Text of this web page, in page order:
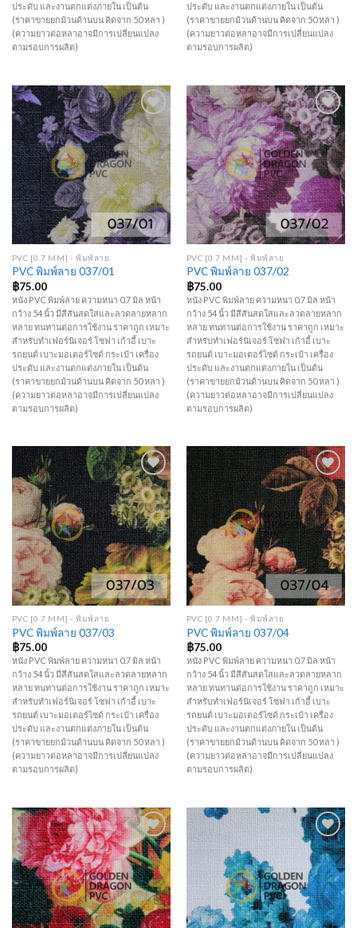
ประดับ และงานตกแต่งภายใน เป็นต้น
(ราคาขายยกม้วนด้านบน คิดจาก 50 หลา )
(ความยาวต่อหลาอาจมีการเปลี่ยนแปลง
ตามรอบการผลิต)
ประดับ และงานตกแต่งภายใน เป็นต้น
(ราคาขายยกม้วนด้านบน คิดจาก 50 หลา )
(ความยาวต่อหลาอาจมีการเปลี่ยนแปลง
ตามรอบการผลิต)
Add to
Wishlist
PVC [0.7 MM] - พิมพ์ลาย
PVC พิมพ์ลาย 037/01
฿75.00
หนัง PVC พิมพ์ลาย ความหนา 0.7 มิล หน้า
กว้าง 54 นิ้ว มีสีสันสดใสและลวดลายหลาก
หลาย ทนทานต่อการใช้งาน ราคาถูก เหมาะ
สำหรับทำเฟอร์นิเจอร์ โซฟา เก้าอี้ เบาะ
รถยนต์ เบาะมอเตอร์ไซด์ กระเป๋า เครื่อง
ประดับ และงานตกแต่งภายใน เป็นต้น
(ราคาขายยกม้วนด้านบน คิดจาก 50 หลา )
(ความยาวต่อหลาอาจมีการเปลี่ยนแปลง
ตามรอบการผลิต)
Add to
Wishlist
PVC [0.7 MM] - พิมพ์ลาย
PVC พิมพ์ลาย 037/02
฿75.00
หนัง PVC พิมพ์ลาย ความหนา 0.7 มิล หน้า
กว้าง 54 นิ้ว มีสีสันสดใสและลวดลายหลาก
หลาย ทนทานต่อการใช้งาน ราคาถูก เหมาะ
สำหรับทำเฟอร์นิเจอร์ โซฟา เก้าอี้ เบาะ
รถยนต์ เบาะมอเตอร์ไซด์ กระเป๋า เครื่อง
ประดับ และงานตกแต่งภายใน เป็นต้น
(ราคาขายยกม้วนด้านบน คิดจาก 50 หลา )
(ความยาวต่อหลาอาจมีการเปลี่ยนแปลง
ตามรอบการผลิต)
Add to
Wishlist
PVC [0.7 MM] - พิมพ์ลาย
PVC พิมพ์ลาย 037/03
฿75.00
หนัง PVC พิมพ์ลาย ความหนา 0.7 มิล หน้า
กว้าง 54 นิ้ว มีสีสันสดใสและลวดลายหลาก
หลาย ทนทานต่อการใช้งาน ราคาถูก เหมาะ
สำหรับทำเฟอร์นิเจอร์ โซฟา เก้าอี้ เบาะ
รถยนต์ เบาะมอเตอร์ไซด์ กระเป๋า เครื่อง
ประดับ และงานตกแต่งภายใน เป็นต้น
(ราคาขายยกม้วนด้านบน คิดจาก 50 หลา )
(ความยาวต่อหลาอาจมีการเปลี่ยนแปลง
ตามรอบการผลิต)
Add to
Wishlist
PVC [0.7 MM] - พิมพ์ลาย
PVC พิมพ์ลาย 037/04
฿75.00
หนัง PVC พิมพ์ลาย ความหนา 0.7 มิล หน้า
กว้าง 54 นิ้ว มีสีสันสดใสและลวดลายหลาก
หลาย ทนทานต่อการใช้งาน ราคาถูก เหมาะ
สำหรับทำเฟอร์นิเจอร์ โซฟา เก้าอี้ เบาะ
รถยนต์ เบาะมอเตอร์ไซด์ กระเป๋า เครื่อง
ประดับ และงานตกแต่งภายใน เป็นต้น
(ราคาขายยกม้วนด้านบน คิดจาก 50 หลา )
(ความยาวต่อหลาอาจมีการเปลี่ยนแปลง
ตามรอบการผลิต)
Add to
Wishlist
Add to
Wishlist